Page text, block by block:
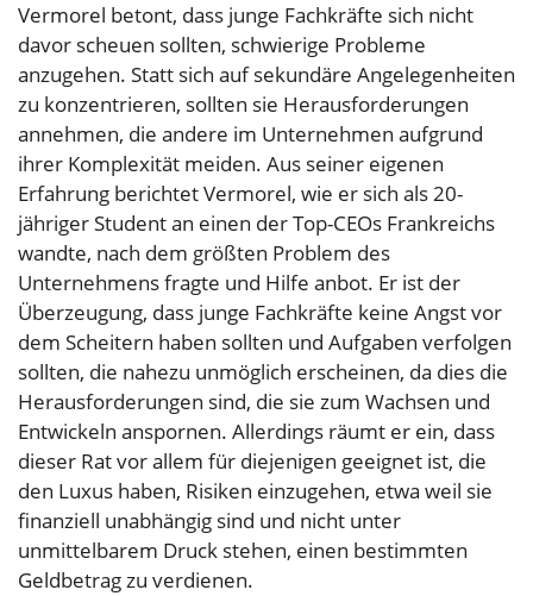
Vermorel betont, dass junge Fachkräfte sich nicht
davor scheuen sollten, schwierige Probleme
anzugehen. Statt sich auf sekundäre Angelegenheiten
zu konzentrieren, sollten sie Herausforderungen
annehmen, die andere im Unternehmen aufgrund
ihrer Komplexität meiden. Aus seiner eigenen
Erfahrung berichtet Vermorel, wie er sich als 20-
jähriger Student an einen der Top-CEOs Frankreichs
wandte, nach dem größten Problem des
Unternehmens fragte und Hilfe anbot. Er ist der
Überzeugung, dass junge Fachkräfte keine Angst vor
dem Scheitern haben sollten und Aufgaben verfolgen
sollten, die nahezu unmöglich erscheinen, da dies die
Herausforderungen sind, die sie zum Wachsen und
Entwickeln anspornen. Allerdings räumt er ein, dass
dieser Rat vor allem für diejenigen geeignet ist, die
den Luxus haben, Risiken einzugehen, etwa weil sie
finanziell unabhängig sind und nicht unter
unmittelbarem Druck stehen, einen bestimmten
Geldbetrag zu verdienen.